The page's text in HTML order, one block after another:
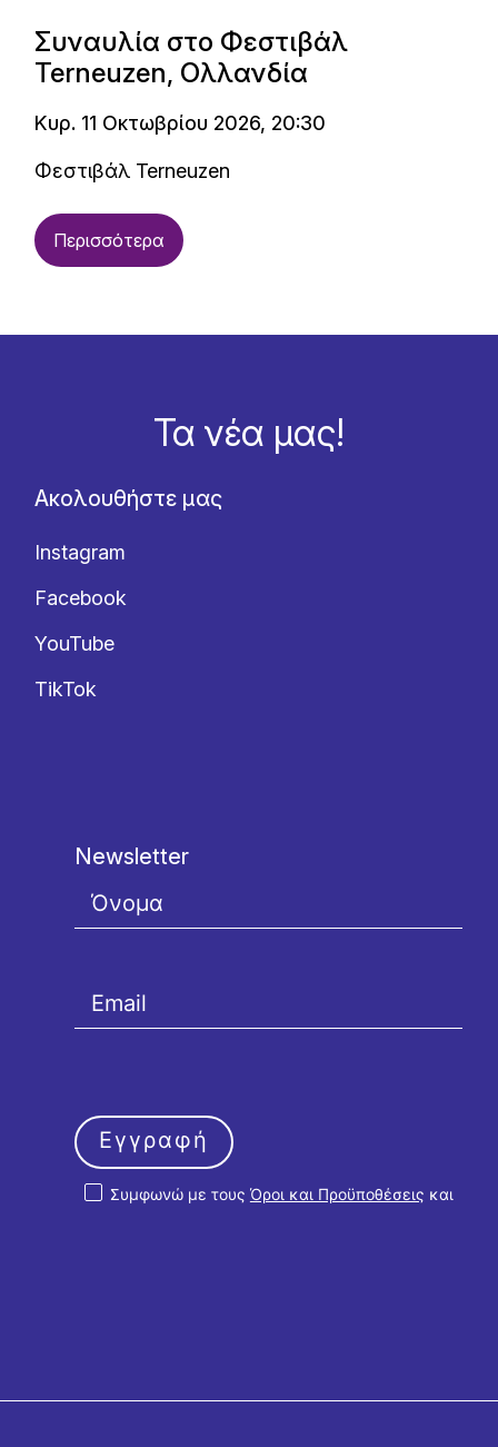
Συναυλία στο Φεστιβάλ
Terneuzen, Ολλανδία
Κυρ. 11 Οκτωβρίου 2026, 20:30
Φεστιβάλ Terneuzen
Περισσότερα
Τα νέα μας!
Ακολουθήστε μας
Instagram
Facebook
YouTube
TikTok
Newsletter
Συμφωνώ με τους Όροι και Προϋποθέσεις και
Εγγραφή